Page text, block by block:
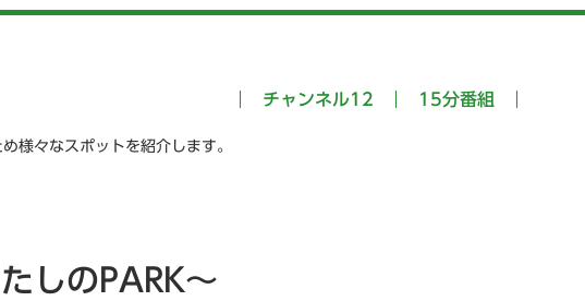
チャンネル12 15分番組
様々なスポットを紹介します。
しのPARK～